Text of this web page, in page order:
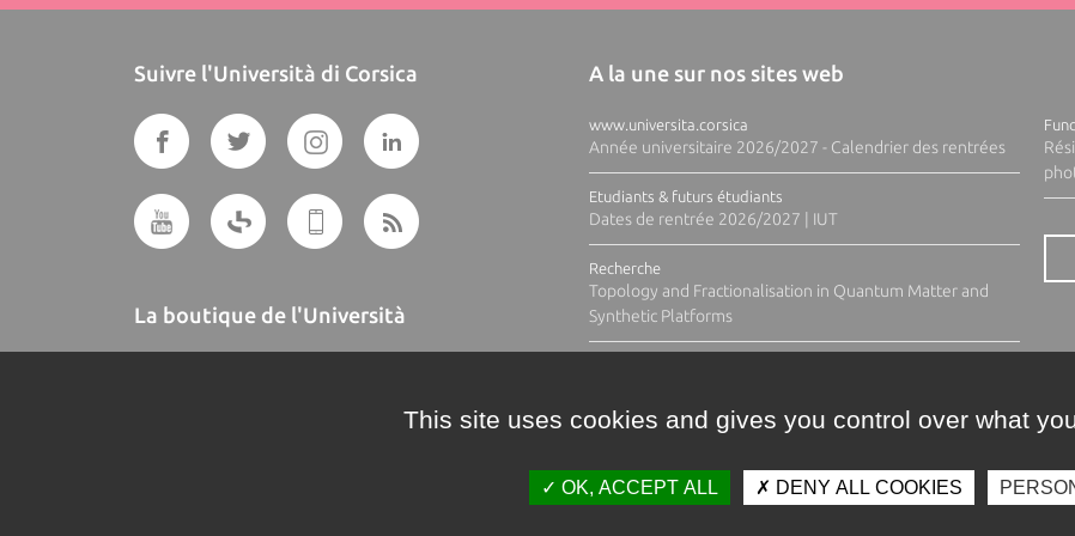
Suivre l'Università di Corsica
La boutique de l'Università
A la une sur nos sites web
www.universita.corsica
Année universitaire 2026/2027 - Calendrier des rentrées
Etudiants & futurs étudiants
Dates de rentrée 2026/2027 | IUT
Recherche
Topology and Fractionalisation in Quantum Matter and
Synthetic Platforms
This site uses cookies and gives you control over what
OK, ACCEPT ALL DENY ALL COOKIES